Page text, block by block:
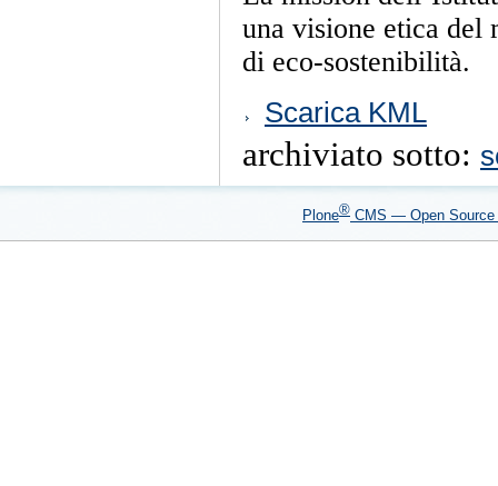
una visione etica del
di eco-sostenibilità.
sul
documento
Scarica KML
archiviato sotto:
Plone® CMS — Open Source